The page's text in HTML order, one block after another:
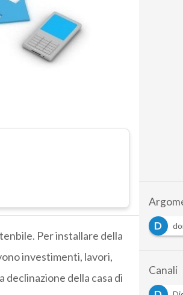
Per installare della
investimenti, lavori,
declinazione della casa di
domotica
Canali